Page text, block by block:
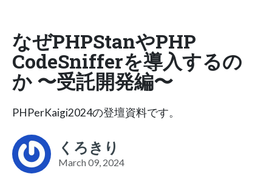
なぜPHPStanやPHP
CodeSnifferを導入するの
か 〜受託開発編〜
PHPerKaigi2024の登壇資料です。
くろきり
March 09, 2024